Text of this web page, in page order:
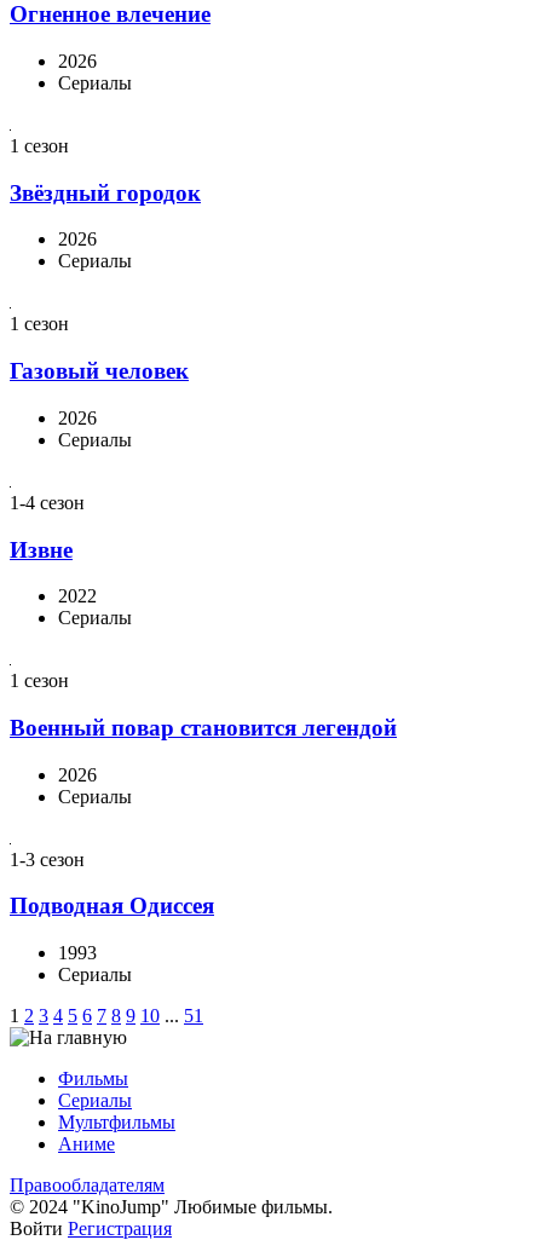
Огненное влечение
2026
Сериалы
1 сезон
Звёздный городок
2026
Сериалы
1 сезон
Газовый человек
2026
Сериалы
1-4 сезон
Извне
2022
Сериалы
1 сезон
Военный повар становится легендой
2026
Сериалы
1-3 сезон
Подводная Одиссея
1993
Сериалы
1 2 3 4 5 6 7 8 9 10 ... 51
Фильмы
Сериалы
Мультфильмы
Аниме
Правообладателям
© 2024 "KinoJump" Любимые фильмы.
Войти Регистрация